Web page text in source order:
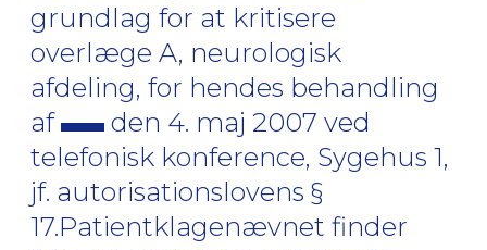
grundlag for at kritisere
overlæge A, neurologisk
afdeling, for hendes behandling
af
den 4. maj 2007 ved
telefonisk konference, Sygehus 1,
jf. autorisationslovens §
17.Patientklagenævnet finder